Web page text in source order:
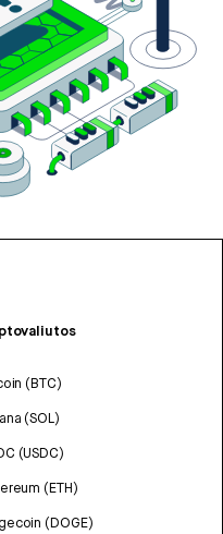
(BTC)
(SOL)
(USDC)
(ETH)
(DOGE)